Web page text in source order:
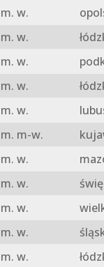
w.
w.
w.
w.
w.
m-w.
w.
w.
w.
w.
w.